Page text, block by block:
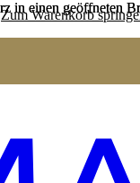
Zum Warenkorb